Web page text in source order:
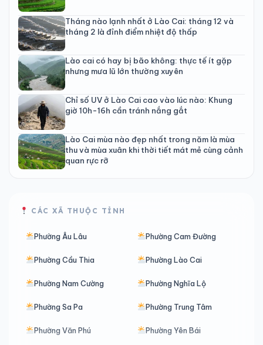
Tháng nào lạnh nhất ở Lào Cai: tháng 12 và
tháng 2 là đỉnh điểm nhiệt độ thấp
Lào cai có hay bị bão không: thực tế ít gặp
nhưng mưa lũ lớn thường xuyên
Chỉ số UV ở Lào Cai cao vào lúc nào: Khung
giờ 10h-16h cần tránh nắng gắt
Lào Cai mùa nào đẹp nhất trong năm là mùa
thu và mùa xuân khi thời tiết mát mẻ cùng cảnh
quan rực rỡ
CÁC XÃ THUỘC TỈNH
Phường Âu Lâu Phường Cam Đường
Phường Cầu Thia Phường Lào Cai
Phường Nam Cường Phường Nghĩa Lộ
Phường Sa Pa Phường Trung Tâm
Phường Văn Phú Phường Yên Bái